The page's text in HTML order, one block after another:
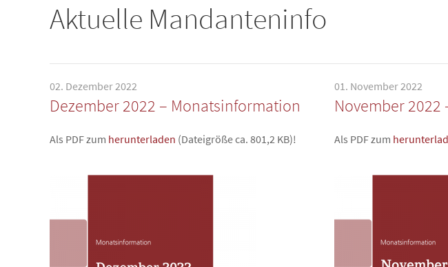
Aktuelle Mandanteninfo
02. Dezember 2022
Dezember 2022 – Monatsinformation
Als PDF zum herunterladen (Dateigröße ca. 801,2 KB)!
01. November 2022
November
Als PDF zum